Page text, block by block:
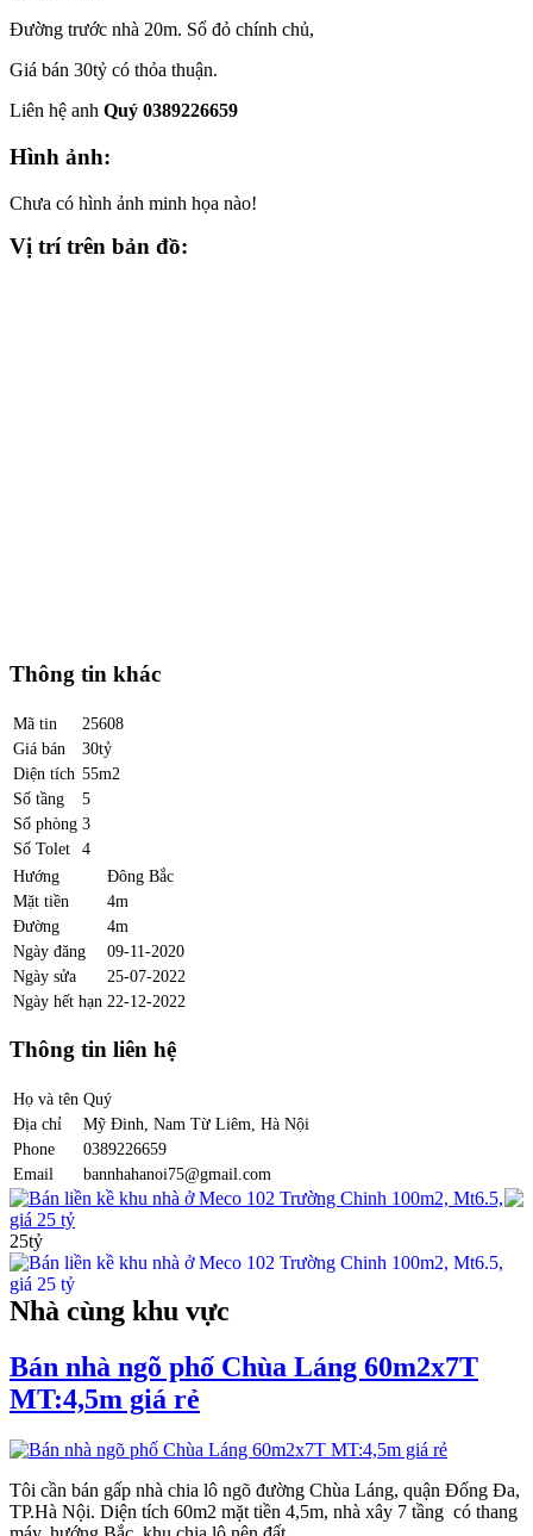
Đường trước nhà 20m. Sổ đỏ chính chủ,
Giá bán 30tỷ có thỏa thuận.
Liên hệ anh Quý 0389226659
Hình ảnh:
Chưa có hình ảnh minh họa nào!
Vị trí trên bản đồ:
Thông tin khác
Mã tin
25608
Giá bán
30tỷ
Diện tích 55m2
Số tầng
5
Số phòng 3
Số Tolet
4
Hướng
Đông Bắc
Mặt tiền
4m
Đường
4m
Ngày đăng
09-11-2020
Ngày sửa
25-07-2022
Ngày hết hạn 22-12-2022
Thông tin liên hệ
Họ và tên Quý
Địa chỉ
Mỹ Đinh, Nam Từ Liêm, Hà Nội
Phone
0389226659
Email
bannhahanoi75@gmail.com
Bán liền kề khu nhà ở Meco 102 Trường Chinh 100m2, Mt6.5,
giá 25 tỷ
25tỷ
Nhà cùng khu vực
Bán nhà ngõ phố Chùa Láng 60m2x7T
MT:4,5m giá rẻ
Tôi cần bán gấp nhà chia lô ngõ đường Chùa Láng, quận Đống Đa,
TP.Hà Nội. Diện tích 60m2 mặt tiền 4,5m, nhà xây 7 tầng có thang